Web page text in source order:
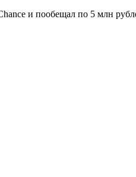
и пообещал по 5 млн